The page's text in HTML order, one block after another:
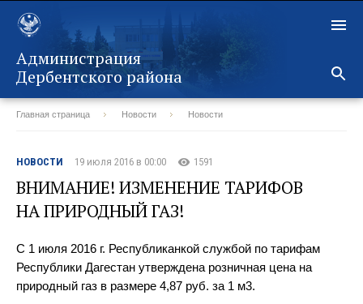
Администрация
Дербентского района
Главная страница Новости Новости
НОВОСТИ 19 июля 2016 в 00:00 1591
ВНИМАНИЕ! ИЗМЕНЕНИЕ ТАРИФОВ
НА ПРИРОДНЫЙ ГАЗ!
С 1 июля 2016 г. Республиканкой службой по тарифам
Республики Дагестан утверждена розничная цена на
природный газ в размере 4,87 руб. за 1 м3.